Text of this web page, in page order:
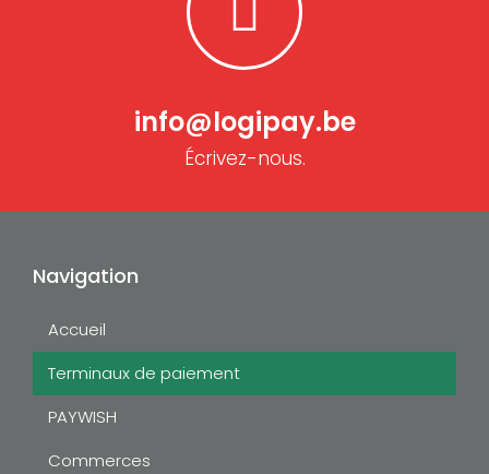
info@logipay.be
Écrivez-nous.
Navigation
Accueil
Terminaux de paiement
PAYWISH
Commerces